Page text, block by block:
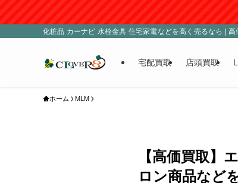
化粧品 カーナビ 水栓金具 住宅家電などを高く売るなら |
宅配買取 店頭買取
ホーム MLM
【高価買取】
ロン商品など